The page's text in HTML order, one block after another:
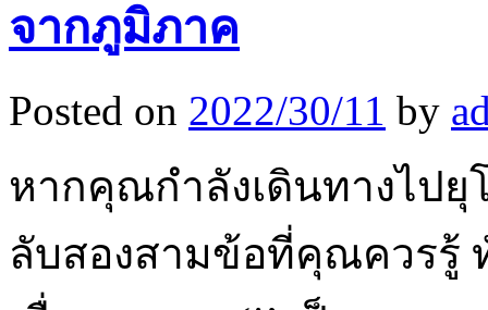
จากภูมิภาค
Posted on 2022/30/11 by
หากคุณกำลังเดินทางไปยุ
ลับสองสามข้อที่คุณควรรู้